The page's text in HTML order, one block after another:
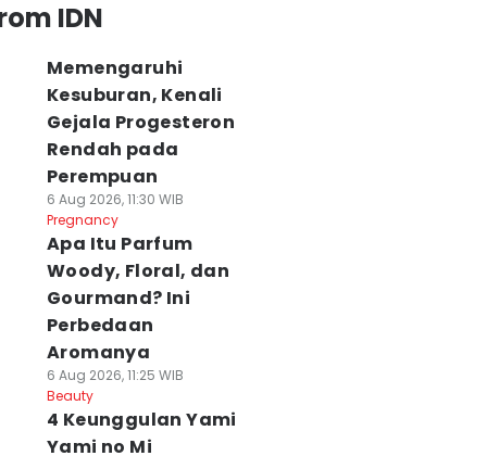
IDN
Memengaruhi
Kesuburan, Kenali
Gejala Progesteron
Rendah pada
Perempuan
6 Aug 2026, 11:30 WIB
Pregnancy
Apa Itu Parfum
Woody, Floral, dan
Gourmand? Ini
Perbedaan
Aromanya
6 Aug 2026, 11:25 WIB
Beauty
4 Keunggulan Yami
Yami no Mi